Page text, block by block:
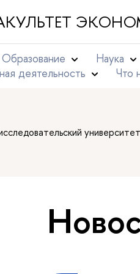
Образование
Наука
деятельность
Что